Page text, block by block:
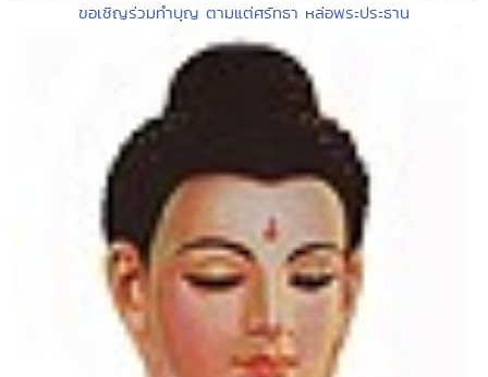
ขอเชิญร่วมทำบุญ ตามแต่ศรัทธา หล่อพระประธาน